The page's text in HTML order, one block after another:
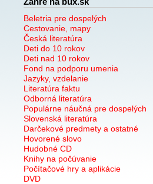
Beletria pre dospelých
Cestovanie, mapy
Česká literatúra
Deti do 10 rokov
Deti nad 10 rokov
Fond na podporu umenia
Jazyky, vzdelanie
Literatúra faktu
Odborná literatúra
Populárne náučná pre dospelých
Slovenská literatúra
Darčekové predmety a ostatné
Hovorené slovo
Hudobné CD
Knihy na počúvanie
Počítačové hry a aplikácie
DVD